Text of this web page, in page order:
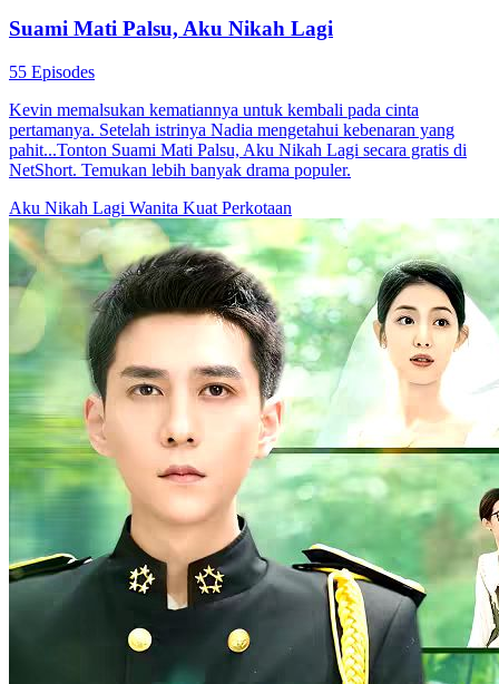
Suami Mati Palsu, Aku Nikah Lagi
55 Episodes
Kevin memalsukan kematiannya untuk kembali pada cinta
pertamanya. Setelah istrinya Nadia mengetahui kebenaran yang
pahit...Tonton Suami Mati Palsu, Aku Nikah Lagi secara gratis di
NetShort. Temukan lebih banyak drama populer.
Aku Nikah Lagi Wanita Kuat Perkotaan